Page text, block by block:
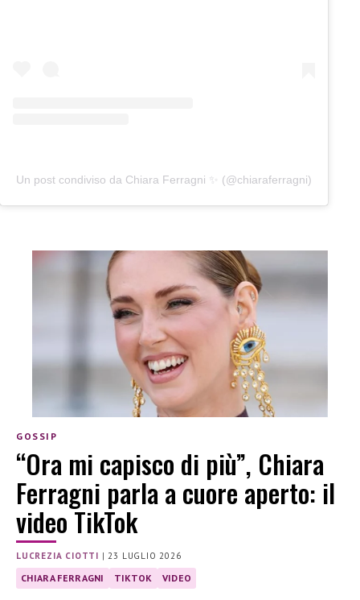
Un post condiviso da Chiara Ferragni ✨ (@chiaraferragni)
GOSSIP
“Ora mi capisco di più”, Chiara
Ferragni parla a cuore aperto: il
video TikTok
LUCREZIA CIOTTI |23 LUGLIO 2026
CHIARA FERRAGNI TIKTOK VIDEO